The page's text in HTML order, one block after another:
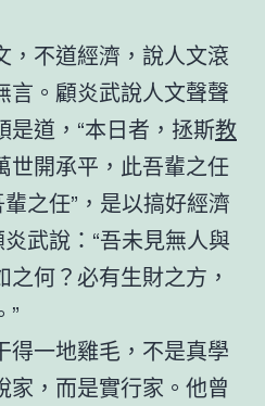
，不道經濟，說人文滾
言。顧炎武說人文聲聲
道，“本日者，拯斯教
世開承平，此吾輩之任
之任”，是以搞好經濟
武說：“吾未見無人與
何？必有生財之方，
”
得一地雞毛，不是真學
家，而是實行家。他曾